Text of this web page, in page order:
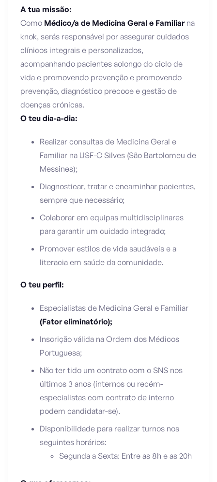
A tua missão:
Como Médico/a de Medicina Geral e Familiarna
knok, serás responsável por assegurar cuidados
clínicos integrais e personalizados,
acompanhando pacientes aolongo do ciclo de
vida e promovendo prevenção e promovendo
prevenção, diagnóstico precoce e gestão de
doenças crónicas.
O teu dia-a-dia:
Realizar consultas de Medicina Geral e
Familiar na USF-C Silves (São Bartolomeu de
Messines);
Diagnosticar, tratar e encaminhar pacientes,
sempre que necessário;
Colaborar em equipas multidisciplinares
para garantir um cuidado integrado;
Promover estilos de vida saudáveis e a
literacia em saúde da comunidade.
O teu perfil:
Especialistas de Medicina Geral e Familiar
(Fator eliminatório);
Inscrição válida na Ordem dos Médicos
Portuguesa;
Não ter tido um contrato com o SNS nos
últimos 3 anos (internos ou recém-
especialistas com contrato de interno
podem candidatar-se).
Disponibilidade para realizar turnos nos
seguintes horários:
Segunda a Sexta: Entre as 8h e as 20h